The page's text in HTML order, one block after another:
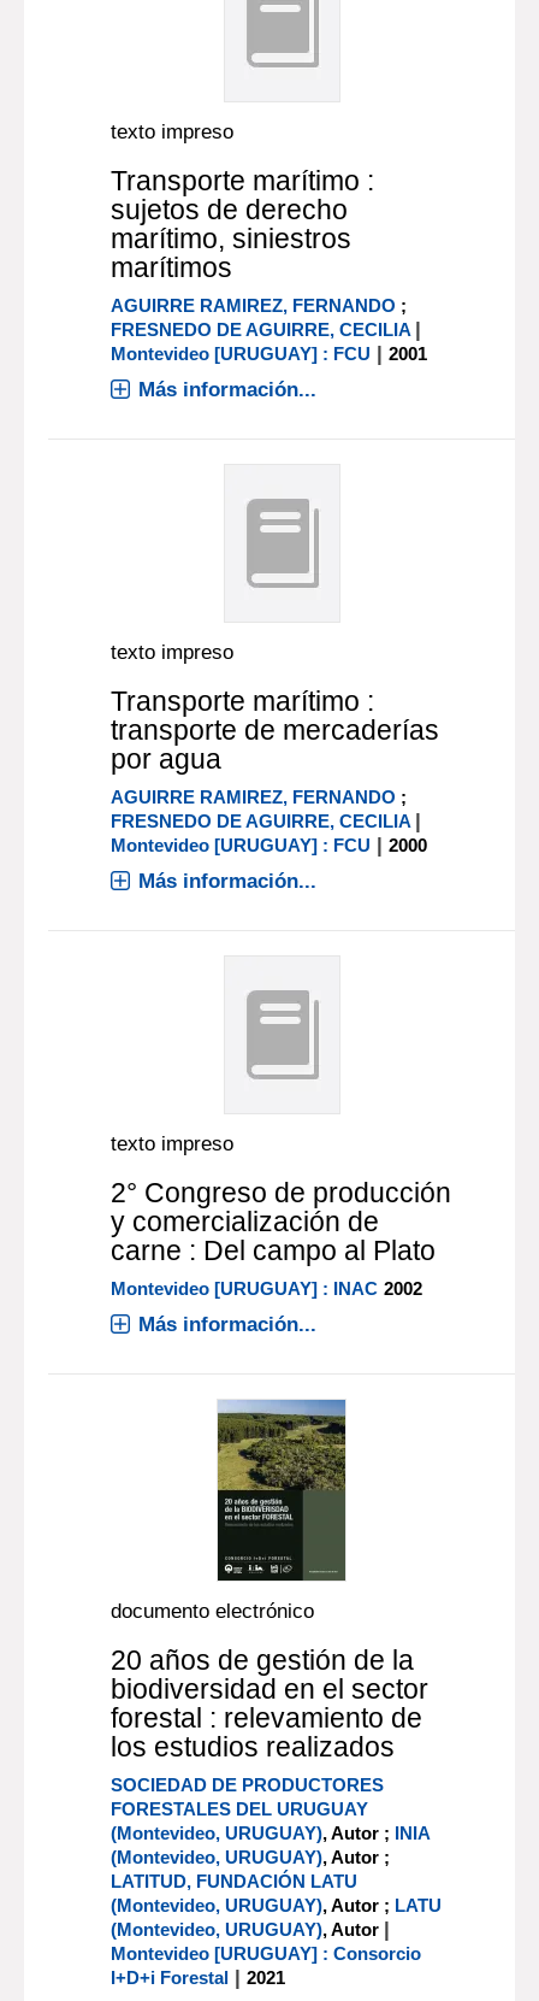
texto impreso
Transporte marítimo :
sujetos de derecho
marítimo, siniestros
marítimos
AGUIRRE RAMIREZ, FERNANDO ;
FRESNEDO DE AGUIRRE, CECILIA |
Montevideo [URUGUAY] : FCU |2001
Más información...
texto impreso
Transporte marítimo :
transporte de mercaderías
por agua
AGUIRRE RAMIREZ, FERNANDO ;
FRESNEDO DE AGUIRRE, CECILIA |
Montevideo [URUGUAY] : FCU |2000
Más información...
texto impreso
2° Congreso de producción
y comercialización de
carne : Del campo al Plato
Montevideo [URUGUAY] : INAC 2002
Más información...
documento electrónico
20 años de gestión de la
biodiversidad en el sector
forestal : relevamiento de
los estudios realizados
SOCIEDAD DE PRODUCTORES
FORESTALES DEL URUGUAY
(Montevideo, URUGUAY), Autor ; INIA
(Montevideo, URUGUAY), Autor ;
LATITUD, FUNDACIÓN LATU
(Montevideo, URUGUAY), Autor ; LATU
(Montevideo, URUGUAY), Autor |
Montevideo [URUGUAY] : Consorcio
I+D+i Forestal |2021